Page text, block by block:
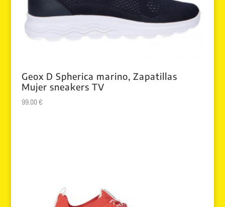
Geox D Spherica marino, Zapatillas
Mujer sneakers TV
99.00€